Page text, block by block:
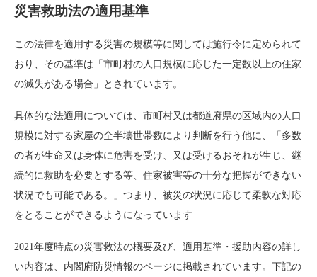
災害救助法の適用基準
この法律を適用する災害の規模等に関しては施行令に定められて
おり、その基準は「市町村の人口規模に応じた一定数以上の住家
の滅失がある場合」とされています。
具体的な法適用については、市町村又は都道府県の区域内の人口
規模に対する家屋の全半壊世帯数により判断を行う他に、「多数
の者が生命又は身体に危害を受け、又は受けるおそれが生じ、継
続的に救助を必要とする等、住家被害等の十分な把握ができない
状況でも可能である。」つまり、被災の状況に応じて柔軟な対応
をとることができるようになっています
2021年度時点の災害救法の概要及び、適用基準・援助内容の詳し
い内容は、内閣府防災情報のページに掲載されています。下記の